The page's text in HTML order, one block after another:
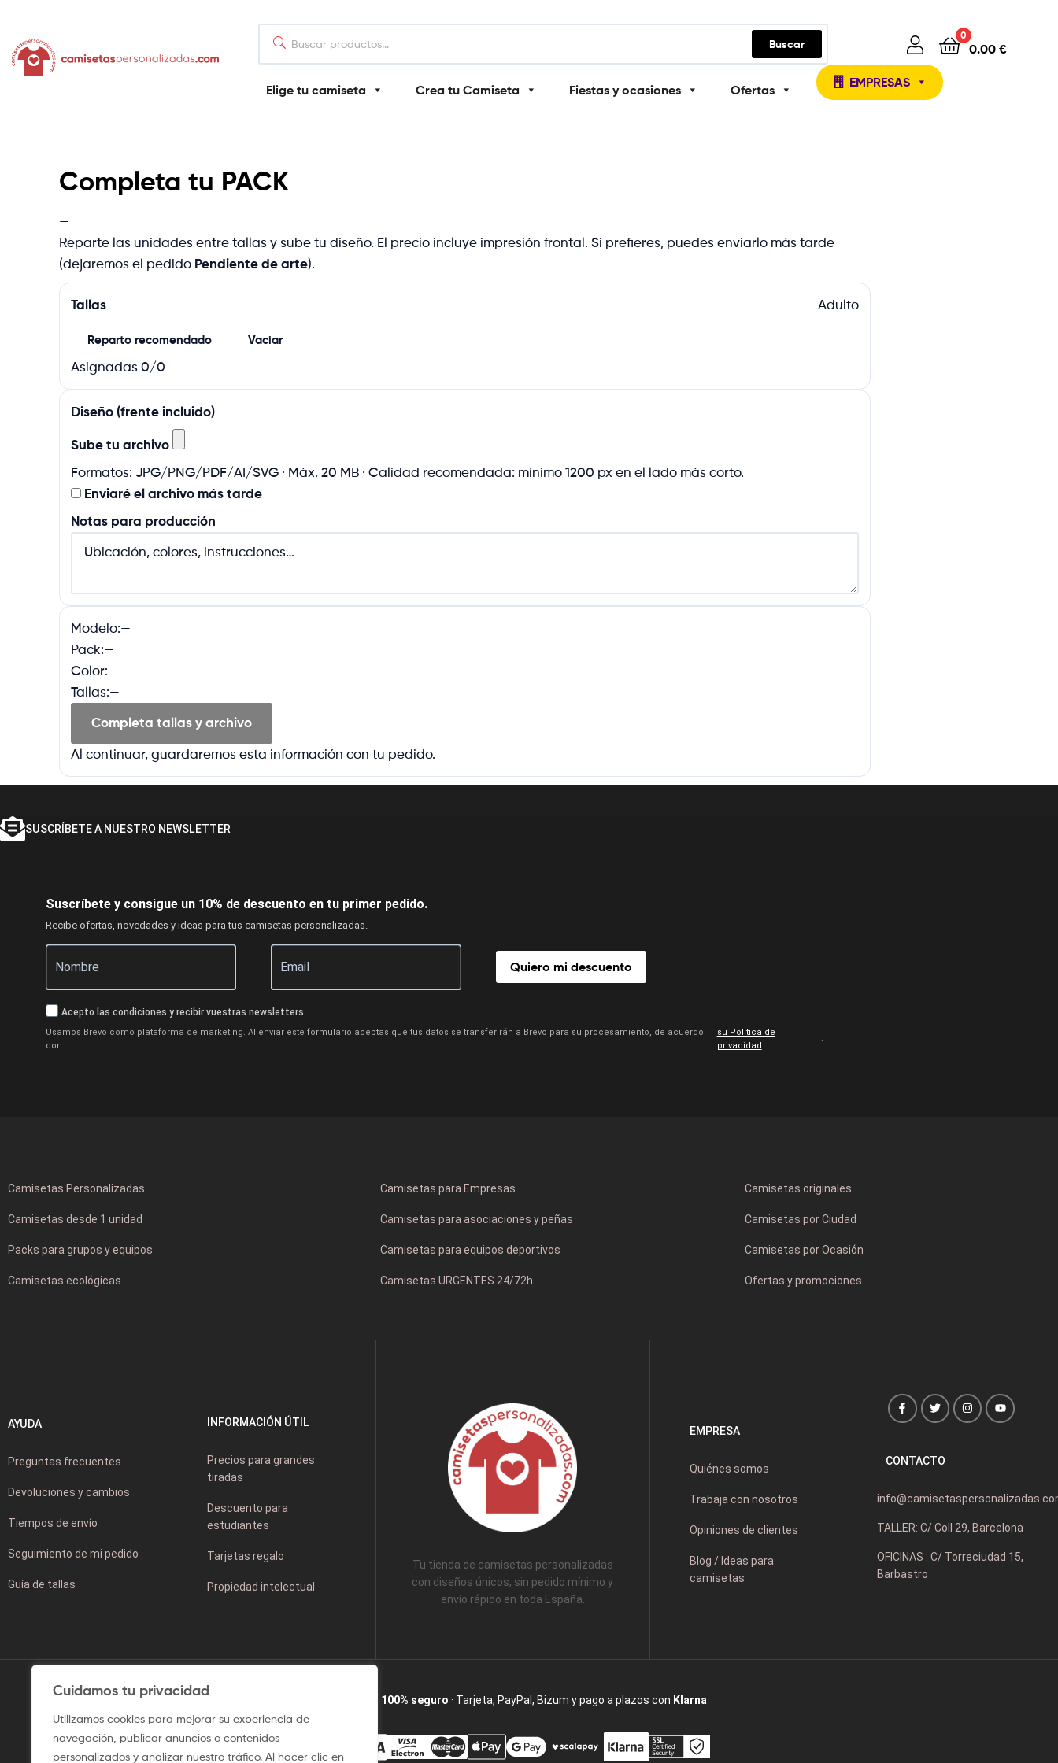
Cuidamos tu privacidad
Utilizamos cookies para mejorar su experiencia de
navegación, publicar anuncios o contenidos
personalizados y analizar nuestro tráfico. Al hacer clic en
Buscar
0
0.00 €
Elige tu camiseta Crea tu Camiseta Fiestas y ocasiones Ofertas EMPRESAS
Completa tu PACK
—
Reparte las unidades entre tallas y sube tu diseño. El precio incluye impresión frontal. Si prefieres, puedes enviarlo más tarde
(dejaremos el pedido Pendiente de arte).
Tallas Adulto
Reparto recomendado Vaciar
Asignadas 0/0
Diseño (frente incluido)
Sube tu archivo
Formatos: JPG/PNG/PDF/AI/SVG · Máx. 20 MB · Calidad recomendada: mínimo 1200 px en el lado más corto.
Enviaré el archivo más tarde
Notas para producción
Modelo:—
Pack:—
Color:—
Tallas:—
Completa tallas y archivo
Al continuar, guardaremos esta información con tu pedido.
SUSCRÍBETE A NUESTRO NEWSLETTER
Suscríbete y consigue un 10% de descuento en tu primer pedido.
Recibe ofertas, novedades y ideas para tus camisetas personalizadas.
Quiero mi descuento
Acepto las condiciones y recibir vuestras newsletters.
Usamos Brevo como plataforma de marketing. Al enviar este formulario aceptas que tus datos se transferirán a Brevo para su procesamiento, de acuerdo
con
su Política de
privacidad
.
Camisetas Personalizadas
Camisetas desde 1 unidad
Packs para grupos y equipos
Camisetas ecológicas
Camisetas para Empresas
Camisetas para asociaciones y peñas
Camisetas para equipos deportivos
Camisetas URGENTES 24/72h
Camisetas originales
Camisetas por Ciudad
Camisetas por Ocasión
Ofertas y promociones
AYUDA
Preguntas frecuentes
Devoluciones y cambios
Tiempos de envío
Seguimiento de mi pedido
Guía de tallas
INFORMACIÓN ÚTIL
Precios para grandes
tiradas
Descuento para
estudiantes
Tarjetas regalo
Propiedad intelectual
Tu tienda de camisetas personalizadas
con diseños únicos, sin pedido mínimo y
envío rápido en toda España.
EMPRESA
Quiénes somos
Trabaja con nosotros
Opiniones de clientes
Blog / Ideas para
camisetas
CONTACTO
TALLER: C/ Coll 29, Barcelona
OFICINAS : C/ Torreciudad 15,
Barbastro
Pago 100% seguro · Tarjeta, PayPal, Bizum y pago a plazos con Klarna